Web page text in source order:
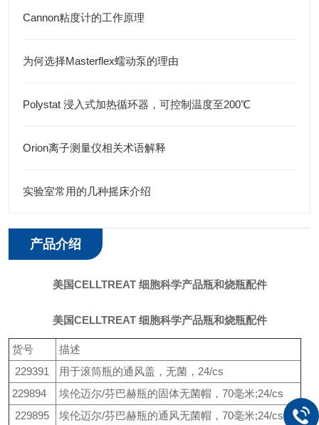
Cannon粘度计的工作原理
为何选择Masterflex蠕动泵的理由
Polystat 浸入式加热循环器，可控制温度至200℃
Orion离子测量仪相关术语解释
实验室常用的几种摇床介绍
产品介绍
美国CELLTREAT 细胞科学产品瓶和烧瓶配件
美国CELLTREAT 细胞科学产品瓶和烧瓶配件
货号
描述
229391
用于滚筒瓶的通风盖，无菌，24/cs
229894
埃伦迈尔/芬巴赫瓶的固体无菌帽，70毫米;24/cs
229895
埃伦迈尔/芬巴赫瓶的通风无菌帽，70毫米;24/cs